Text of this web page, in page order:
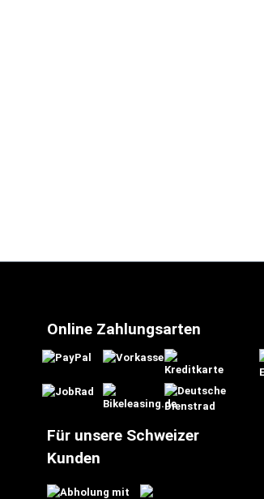
Online Zahlungsarten
Für unsere Schweizer
Kunden